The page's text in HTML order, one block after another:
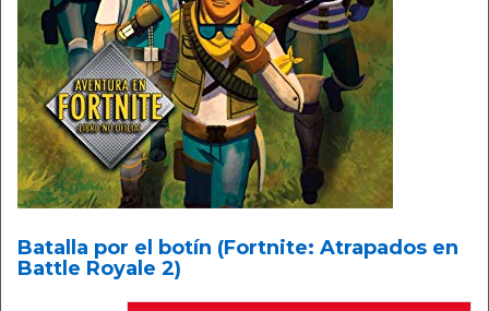
Batalla por el botín (Fortnite: Atrapados en
Battle Royale 2)